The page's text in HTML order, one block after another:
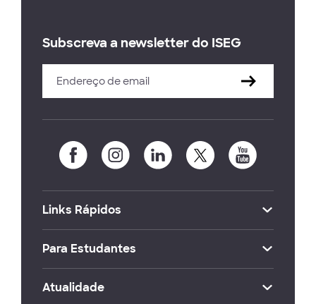
Subscreva a newsletter do ISEG
Links Rápidos
Para Estudantes
Atualidade